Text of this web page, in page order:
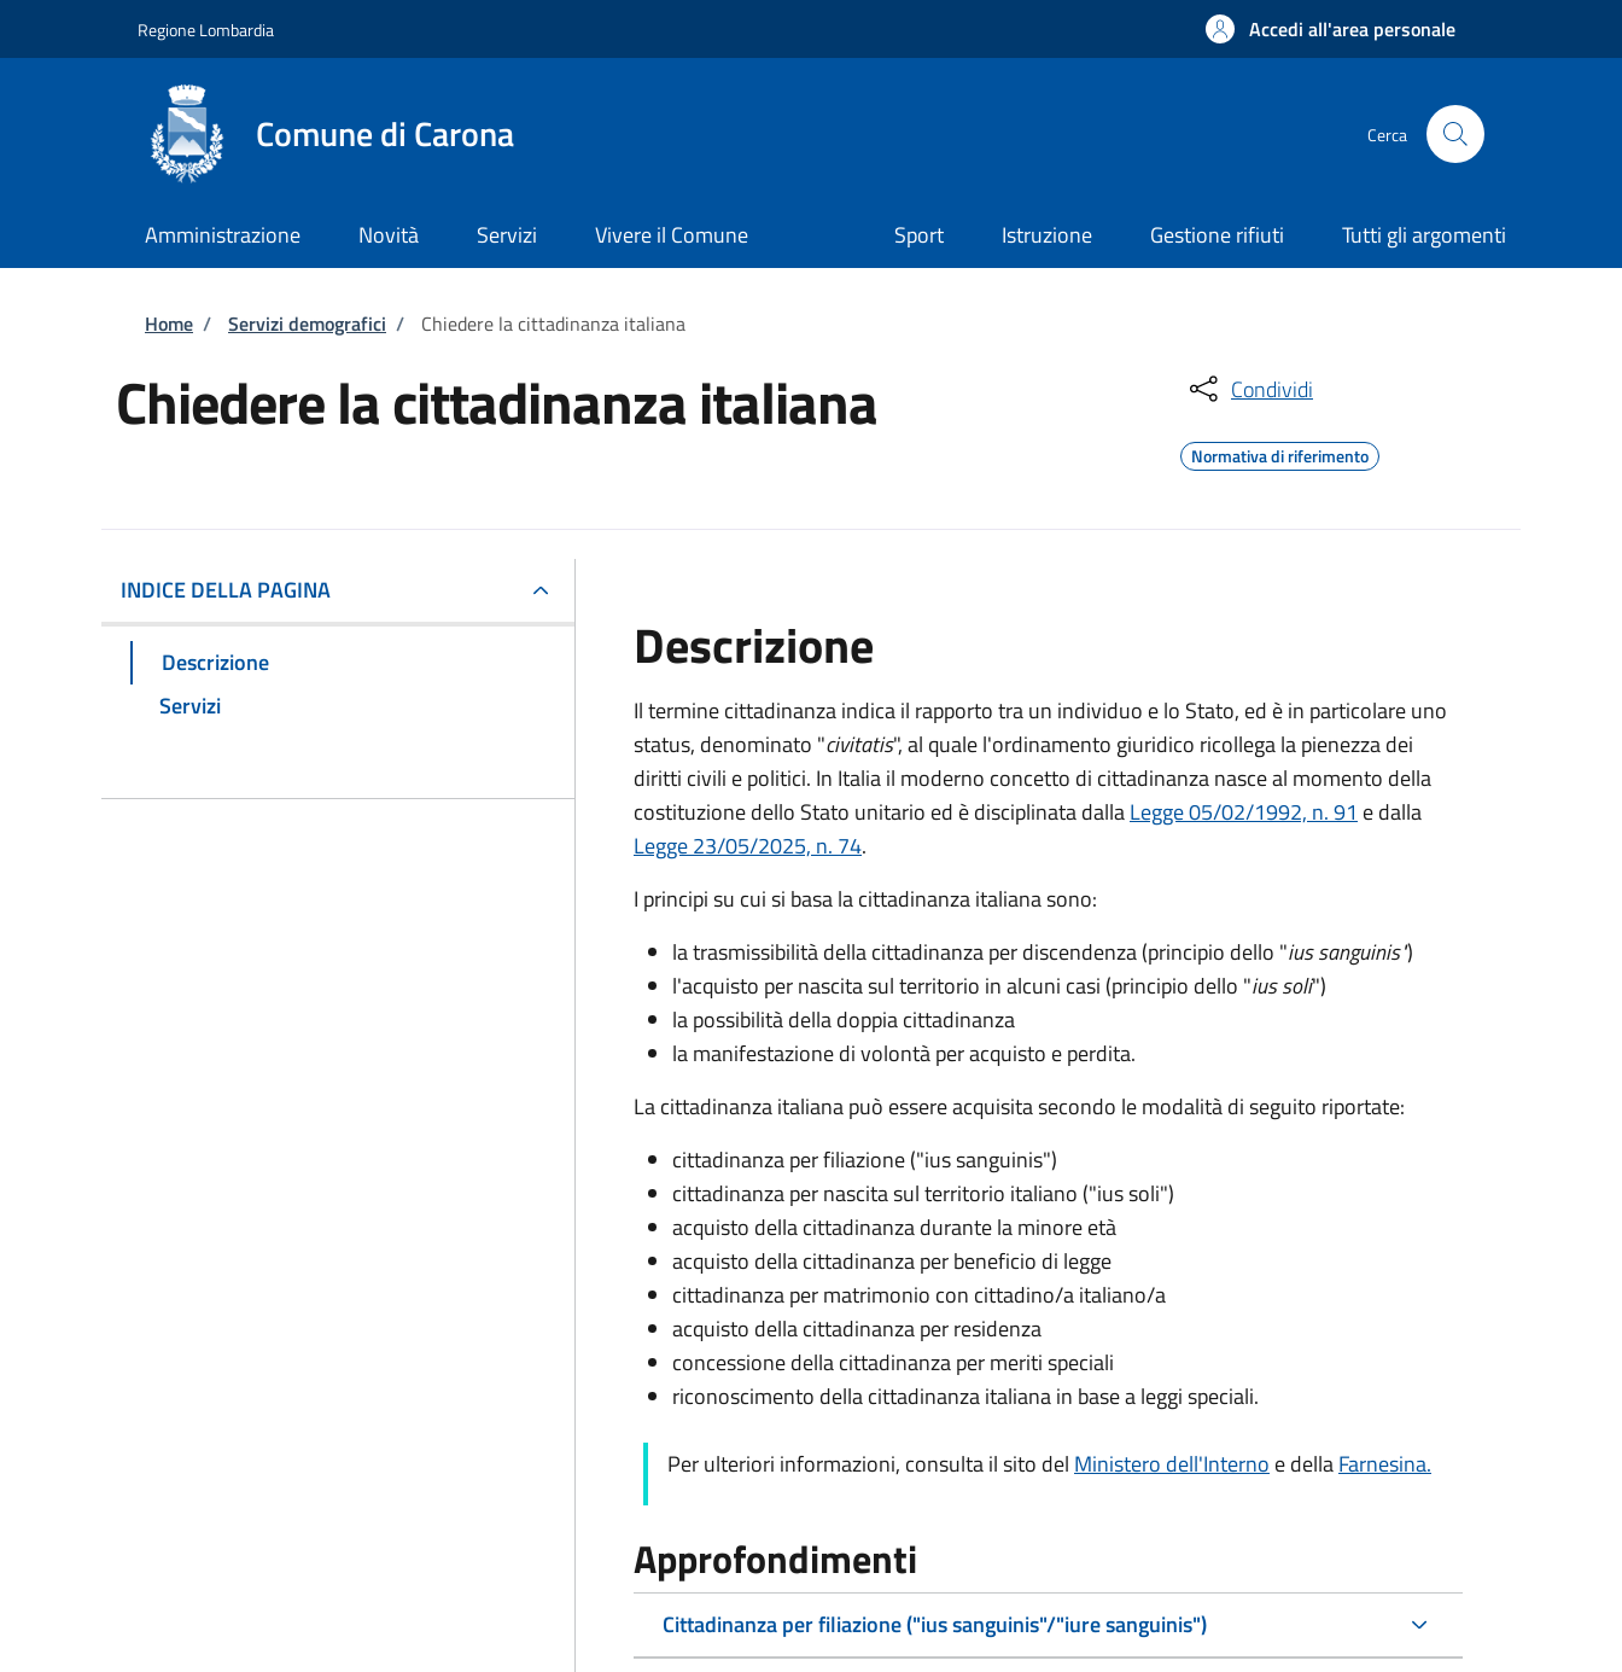
Regione Lombardia Accedi all'area personale
Comune di Carona Cerca
Amministrazione Novità Servizi Vivere il Comune Sport Istruzione Gestione rifiuti Tutti gli argomenti
Briciole di pane
Home / Servizi demografici / Chiedere la cittadinanza italiana
Chiedere la cittadinanza italiana Condividi
Normativa di riferimento
INDICE DELLA PAGINA
Descrizione
Servizi
Descrizione
Il termine cittadinanza indica il rapporto tra un individuo e lo Stato, ed è in particolare uno
status, denominato "civitatis", al quale l'ordinamento giuridico ricollega la pienezza dei
diritti civili e politici. In Italia il moderno concetto di cittadinanza nasce al momento della
costituzione dello Stato unitario ed è disciplinata dallaLegge 05/02/1992, n. 91 e dalla
Legge 23/05/2025, n. 74.
I principi su cui si basa la cittadinanza italiana sono:
la trasmissibilità della cittadinanza per discendenza (principio dello "ius sanguinis")
l'acquisto per nascita sul territorio in alcuni casi (principio dello "ius soli")
la possibilità della doppia cittadinanza
la manifestazione di volontà per acquisto e perdita.
La cittadinanza italiana può essere acquisita secondo le modalità di seguito riportate:
cittadinanza per filiazione ("ius sanguinis")
cittadinanza per nascita sul territorio italiano ("ius soli")
acquisto della cittadinanza durante la minore età
acquisto della cittadinanza per beneficio di legge
cittadinanza per matrimonio con cittadino/a italiano/a
acquisto della cittadinanza per residenza
concessione della cittadinanza per meriti speciali
riconoscimento della cittadinanza italiana in base a leggi speciali.
Per ulteriori informazioni, consulta il sito del Ministero dell'Interno e dellaFarnesina.
Approfondimenti
Cittadinanza per filiazione ("ius sanguinis"/"iure sanguinis")